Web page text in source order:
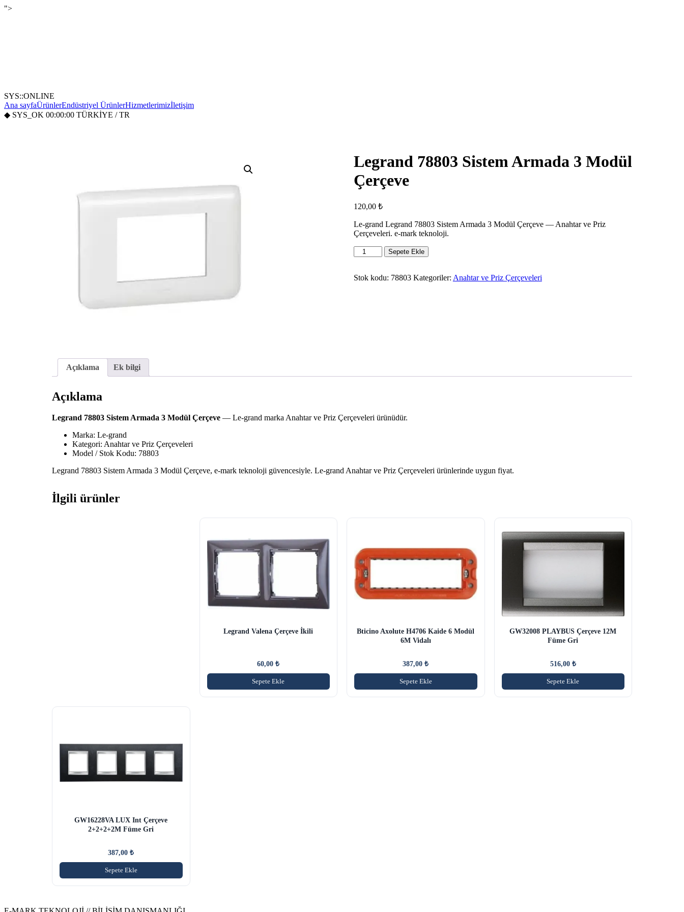
">
SYS::ONLINE
Ana sayfaÜrünlerEndüstriyel ÜrünlerHizmetlerimizİletişim
◆ SYS_OK 00:00:00 TÜRKİYE / TR
Legrand 78803 Sistem Armada 3 Modül
Çerçeve
120,00 ₺
Le-grand Legrand 78803 Sistem Armada 3 Modül Çerçeve — Anahtar ve Priz
Çerçeveleri. e-mark teknoloji.
Legrand
78803
Armada
Sepete Ekle
Stok kodu: 78803 Kategoriler: Anahtar ve Priz Çerçeveleri
Açıklama Ek bilgi
Açıklama
Legrand 78803 Sistem Armada 3 Modül Çerçeve — Le-grand marka Anahtar ve Priz Çerçeveleri ürünüdür.
Marka: Le-grand
Kategori: Anahtar ve Priz Çerçeveleri
Model / Stok Kodu: 78803
Legrand 78803 Sistem Armada 3 Modül Çerçeve, e-mark teknoloji güvencesiyle. Le-grand Anahtar ve Priz Çerçeveleri ürünlerinde uygun fiyat.
İlgili ürünler
Legrand Valena Çerçeve İkili
60,00₺
Sepete Ekle
Bticino Axolute H4706 Kaide 6 Modül
6M Vidalı
387,00₺
Sepete Ekle
GW32008 PLAYBUS Çerçeve 12M
Füme Gri
516,00 ₺
Sepete Ekle
GW16228VA LUX Int Çerçeve
2+2+2+2M Füme Gri
387,00₺
Sepete Ekle